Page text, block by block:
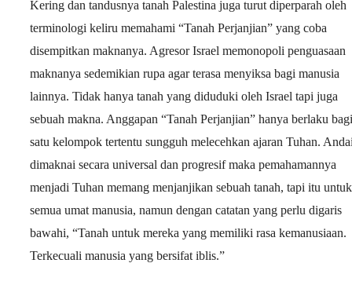
Kering dan tandusnya tanah Palestina juga turut diperparah oleh
terminologi keliru memahami “Tanah Perjanjian” yang coba
disempitkan maknanya. Agresor Israel memonopoli penguasaan
maknanya sedemikian rupa agar terasa menyiksa bagi manusia
lainnya. Tidak hanya tanah yang diduduki oleh Israel tapi juga
sebuah makna. Anggapan “Tanah Perjanjian” hanya berlaku bagi
satu kelompok tertentu sungguh melecehkan ajaran Tuhan.
dimaknai secara universal dan progresif maka pemahamannya
menjadi Tuhan memang menjanjikan sebuah tanah, tapi itu untuk
semua umat manusia, namun dengan catatan yang perlu digaris
bawahi, “Tanah untuk mereka yang memiliki rasa kemanusiaan.
Terkecuali manusia yang bersifat iblis.”